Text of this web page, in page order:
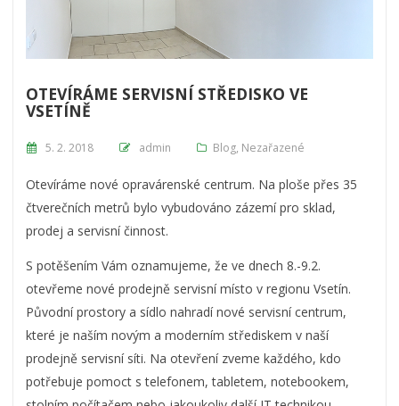
OTEVÍRÁME SERVISNÍ STŘEDISKO VE
VSETÍNĚ
Posted on
5. 2. 2018 admin Blog, Nezařazené
Otevíráme nové opravárenské centrum. Na ploše přes 35
čtverečních metrů bylo vybudováno zázemí pro sklad,
prodej a servisní činnost.
S potěšením Vám oznamujeme, že ve dnech 8.-9.2.
otevřeme nové prodejně servisní místo v regionu Vsetín.
Původní prostory a sídlo nahradí nové servisní centrum,
které je naším novým a moderním střediskem v naší
prodejně servisní síti. Na otevření zveme každého, kdo
potřebuje pomoct s telefonem, tabletem, notebookem,